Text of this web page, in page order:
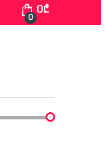
0
0₾